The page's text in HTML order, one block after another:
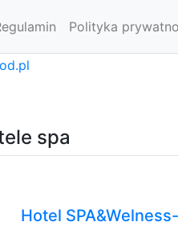
Polityka
spa
Hotel